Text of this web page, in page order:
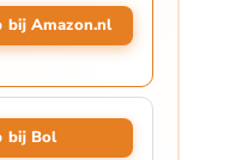
bij Amazon.nl
bij Bol